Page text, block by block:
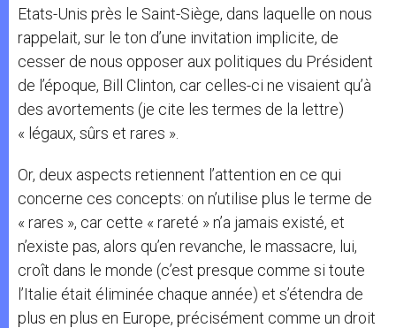
Etats-Unis près le Saint-Siège, dans laquelle on nous
rappelait, sur le ton d’une invitation implicite, de
cesser de nous opposer aux politiques du Président
de l’époque, Bill Clinton, car celles-ci ne visaient qu’à
des avortements (je cite les termes de la lettre)
« légaux, sûrs et rares ».
Or, deux aspects retiennent l’attention en ce qui
concerne ces concepts: on n’utilise plus le terme de
« rares », car cette « rareté » n’a jamais existé, et
n’existe pas, alors qu’en revanche, le massacre, lui,
croît dans le monde (c’est presque comme si toute
l’Italie était éliminée chaque année) et s’étendra de
plus en plus en Europe, précisément comme un droit